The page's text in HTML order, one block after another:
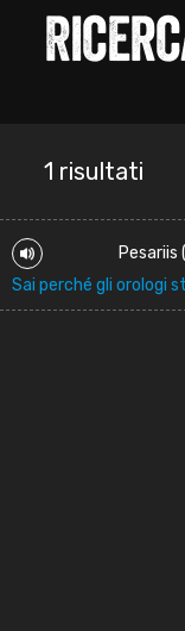
1 risultati
Pesariis
Sai perché gli orologi